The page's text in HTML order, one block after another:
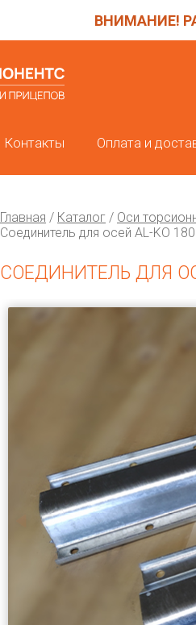
ВНИМАНИЕ!
Контакты Оплата и
Главная / Каталог / Оси
Соединитель для осей AL-KO
СОЕДИНИТЕЛЬ ДЛЯ